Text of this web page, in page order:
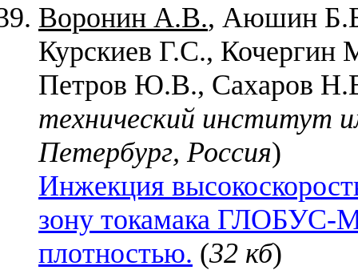
Воронин А.В., Аюшин
Курскиев Г.С.,
Петров Ю.В., Сахаров
технический
Петербург, Россия)
Инжекция
зону токамака ГЛОБУС-
плотностью. (32 кб)